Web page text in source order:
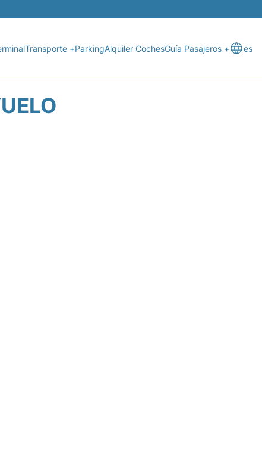
Transporte +ParkingAlquiler CochesGuía Pasajeros + es